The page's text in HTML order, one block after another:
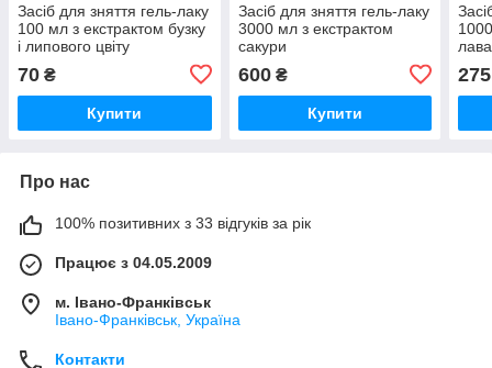
Засіб для зняття гель-лаку
100 мл з екстрактом бузку
і липового цвіту
70 ₴
Купити
Засіб для зняття гель-лаку
3000 мл з екстрактом
сакури
600₴
Купити
275
Про нас
100% позитивних з 33 відгуків за рік
Працює з 04.05.2009
м. Івано-Франківськ
Івано-Франківськ, Україна
Контакти